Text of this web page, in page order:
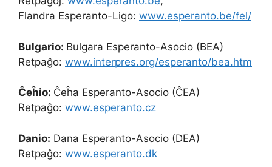
Flandra Esperanto-Ligo: www.esperanto.be/fel/
Bulgario: Bulgara Esperanto-Asocio (BEA)
Retpaĝo: www.interpres.org/esperanto/bea.htm
Ĉeĥio: Ĉeĥa Esperanto-Asocio (ĈEA)
Retpaĝo: www.esperanto.cz
Danio: Dana Esperanto-Asocio (DEA)
Retpaĝo: www.esperanto.dk